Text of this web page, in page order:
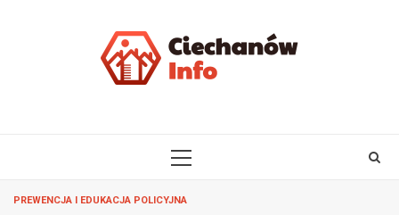
PRIMARY
PREWENCJA I EDUKACJA POLICYJNA